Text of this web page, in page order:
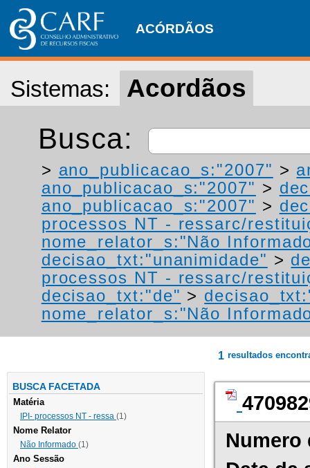
ACÓRDÃOS
Sistemas: Acordãos
Busca:
> ano_publicacao_s:"2007" >
ano_publicacao_s:"2007" >
ano_publicacao_s:"2007" >
processos NT - ressarc/
nome_relator_s:"Não
decisao_txt:"unanimidade" >
processos NT - ressarc/
decisao_txt:"de" >
nome_relator_s:"Não
BUSCA FACETADA
Matéria
IPI- processos NT - ressa (1)
Nome Relator
Não Informado (1)
Ano Sessão
1 resultados
Numero